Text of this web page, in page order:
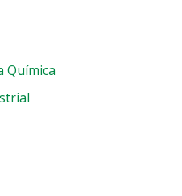
Química